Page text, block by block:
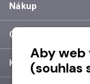
Nákup
O společnosti
Kontakt
Aby web
(souhlas